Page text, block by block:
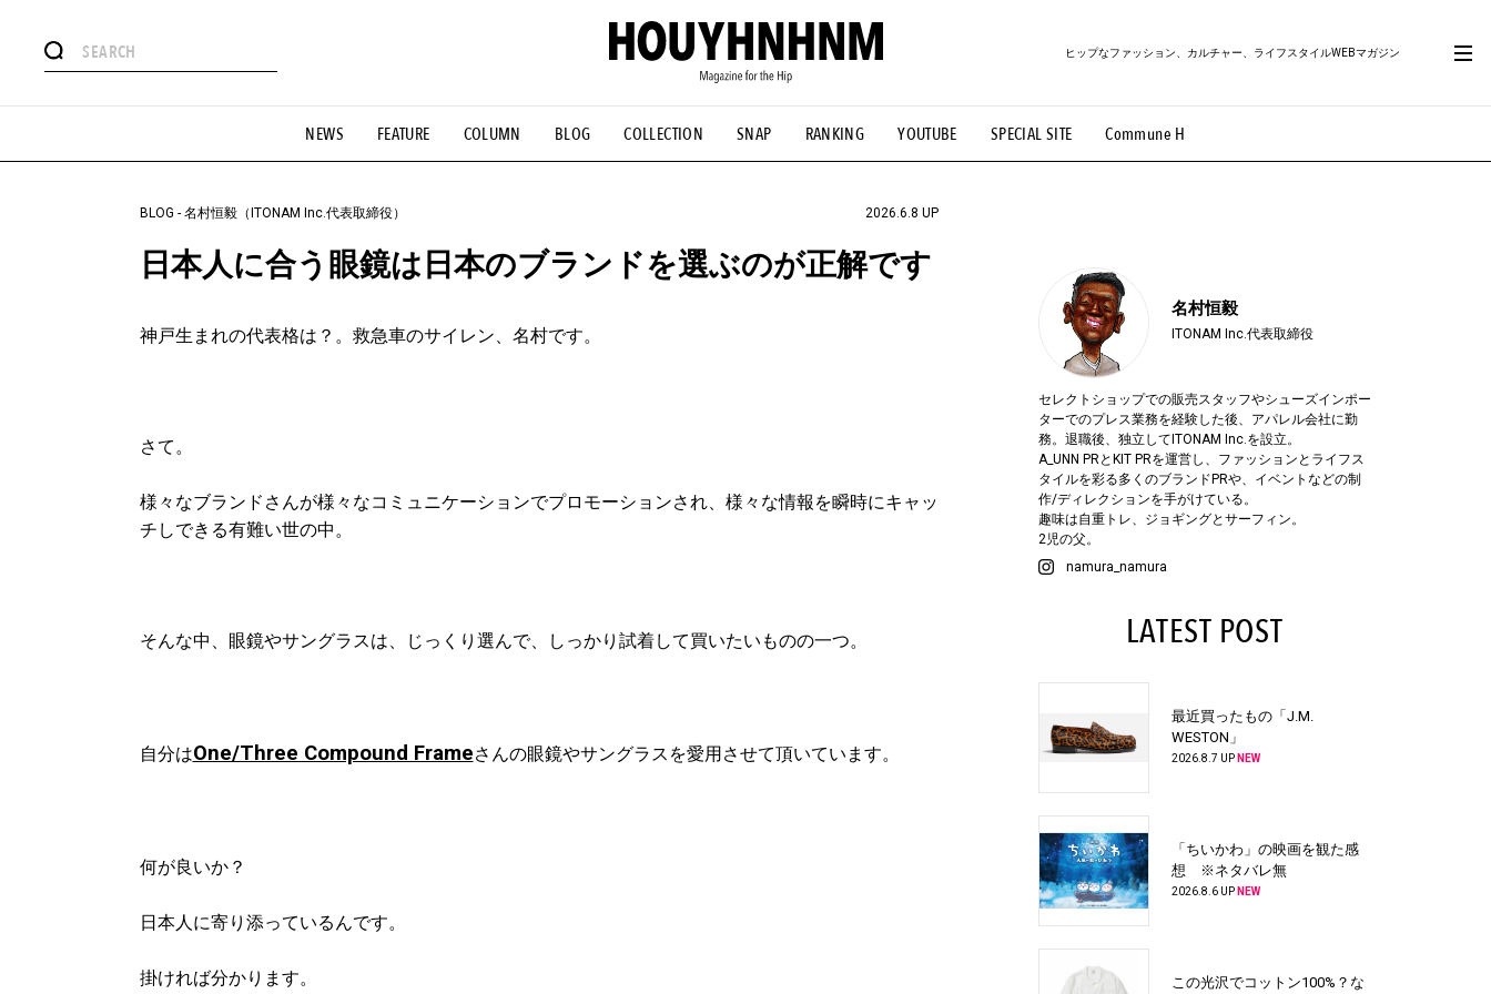
NEWS FEATURE COLUMN BLOG COLLECTION SNAP RANKING YOUTUBE SPECIAL SITE Commune H
ヒップなファッション、カルチャー、ライフスタイルWEBマガジン
#憧れの逸品 #ESSENTIAL DESIGNS #古着サミット #NEW VINTAGE #マイナーグッド図鑑 #路地裏てぃーん。 #MONTHLY JOURNAL
#HANDSOME HANDBOOK
BLOG - 名村恒毅（ITONAM Inc.代表取締役） 2026.6.8 UP
日本人に合う眼鏡は日本のブランドを選ぶのが正解です
神戸生まれの代表格は？。救急車のサイレン、名村です。
さて。
様々なブランドさんが様々なコミュニケーションでプロモーションされ、様々な情報を瞬時にキャッ
チしできる有難い世の中。
そんな中、眼鏡やサングラスは、じっくり選んで、しっかり試着して買いたいものの一つ。
自分はOne/Three Compound Frameさんの眼鏡やサングラスを愛用させて頂いています。
何が良いか？
日本人に寄り添っているんです。
掛ければ分かります。
名村恒毅
ITONAM Inc.代表取締役
セレクトショップでの販売スタッフやシューズインポー
ターでのプレス業務を経験した後、アパレル会社に勤
務。退職後、独立してITONAM Inc.を設立。
A_UNN PRとKIT PRを運営し、ファッションとライフス
タイルを彩る多くのブランドPRや、イベントなどの制
作/ディレクションを手がけている。
趣味は自重トレ、ジョギングとサーフィン。
2児の父。
namura_namura
LATEST POST
最近買ったもの「J.M.
WESTON」
2026.8.7 UP NEW
「ちいかわ」の映画を観た感
想 ※ネタバレ無
2026.8.6 UP NEW
この光沢でコットン100%？な